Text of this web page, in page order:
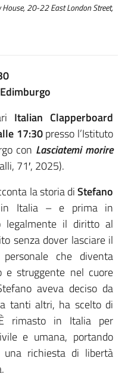
20-22 East London Street,
Italian Clapperboard
17:30presso l’Istituto
con Lasciatemi morire
71′, 2025).
la storia diStefano
in Italia – e prima in
il diritto al
senza dover lasciare il
che diventa
e struggente nel cuore
aveva deciso da
tanti altri, ha scelto di
rimasto in Italia per
e umana, portando
richiesta di libertà